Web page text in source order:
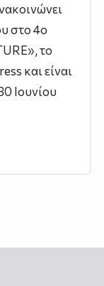
στο 4ο
το
και είναι
Ιουνίου